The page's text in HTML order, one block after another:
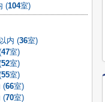
(104室)
内 (36室)
47室)
52室)
55室)
(66室)
(70室)